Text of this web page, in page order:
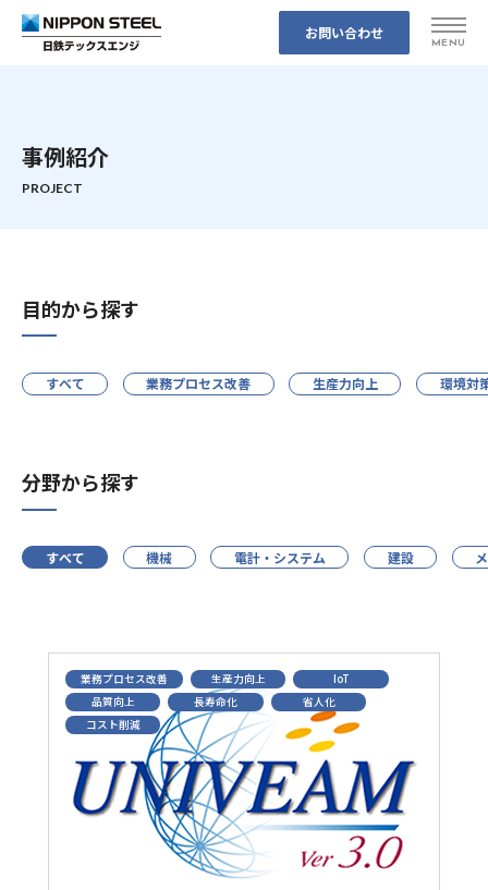
お問い合わせ
私たちの強み
事業案内
事業案内 トップ
建設 メカトロニクス
活性炭
企業情報 トップ
トップメッセージ 会社概要
企業理念
事業拠点
SDGsへの取り組み
資料DL
資料ダウンロード トップ
テックスエンジレポート掲載資料一覧
サステナビリティ
採⽤情報
事例紹介
目的から探す
すべて 業務プロセス改善 生産力向上 環境対
分野から探す
すべて 機械 電計・システム 建設
業務プロセス改善 生産力向上
IoT
品質向上
長寿命化
省人化
コスト削減